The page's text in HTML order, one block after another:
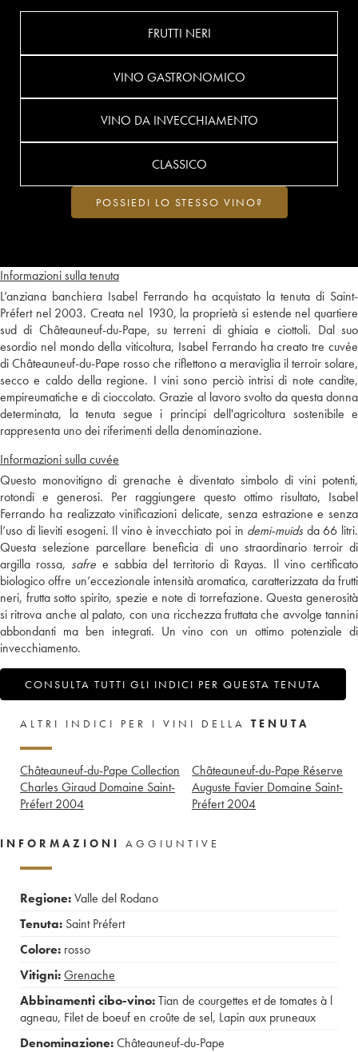
Informazioni sulla tenuta
L’anziana banchiera Isabel Ferrando ha acquistato la tenuta di Saint-
Préfert nel 2003. Creata nel 1930, la proprietà si estende nel quartiere
sud di Châteauneuf-du-Pape, su terreni di ghiaia e ciottoli. Dal suo
esordio nel mondo della viticoltura, Isabel Ferrando ha creato tre cuvée
di Châteauneuf-du-Pape rosso che riflettono a meraviglia il terroir solare,
secco e caldo della regione. I vini sono perciò intrisi di note candite,
empireumatiche e di cioccolato. Grazie al lavoro svolto da questa donna
determinata, la tenuta segue i principi dell'agricoltura sostenibile e
rappresenta uno dei riferimenti della denominazione.
Informazioni sulla cuvée
Questo monovitigno di grenache è diventato simbolo di vini potenti,
rotondi e generosi. Per raggiungere questo ottimo risultato, Isabel
Ferrando ha realizzato vinificazioni delicate, senza estrazione e senza
l’uso di lieviti esogeni. Il vino è invecchiato poi in demi-muids da 66 litri.
Questa selezione parcellare beneficia di uno straordinario terroir di
argilla rossa, safre e sabbia del territorio di Rayas. Il vino certificato
biologico offre un’eccezionale intensità aromatica, caratterizzata da frutti
neri, frutta sotto spirito, spezie e note di torrefazione. Questa generosità
si ritrova anche al palato, con una ricchezza fruttata che avvolge tannini
abbondanti ma ben integrati. Un vino con un ottimo potenziale di
invecchiamento.
CONSULTA TUTTI GLI INDICI PER QUESTA TENUTA
FRUTTI NERI
VINO GASTRONOMICO
VINO DA INVECCHIAMENTO
CLASSICO
POSSIEDI LO STESSO VINO?
ALTRI INDICI PER I VINI DELLA TENUTA
Châteauneuf-du-Pape Collection
Charles Giraud Domaine Saint-
Préfert 2004
Châteauneuf-du-Pape Réserve
Auguste Favier Domaine Saint-
Préfert 2004
INFORMAZIONI AGGIUNTIVE
Regione:Valle del Rodano
Tenuta: Saint Préfert
Colore: rosso
Vitigni:Grenache
Abbinamenti cibo-vino:Tian de courgettes et de tomates à l
agneau, Filet de boeuf en croûte de sel, Lapin aux pruneaux
Denominazione:Châteauneuf-du-Pape